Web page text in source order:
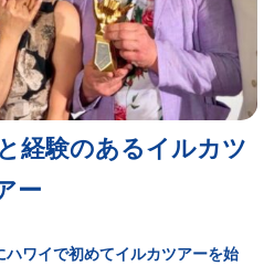
経験のあるイルカツ
ー
ハワイで初めてイルカツアーを始